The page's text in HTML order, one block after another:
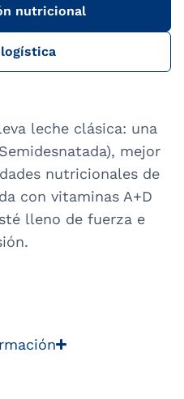
nutricional
leche clásica: una
mejor
nutricionales de
con vitaminas A+D
lleno de fuerza e